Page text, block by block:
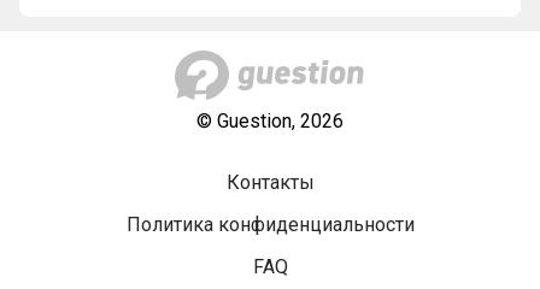
Контакты
Политика конфиденциальности
FAQ
© Guestion, 2026